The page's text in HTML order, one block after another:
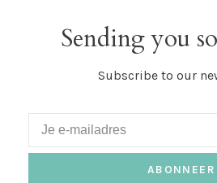
Sending you
Subscribe to our
ABONNEER